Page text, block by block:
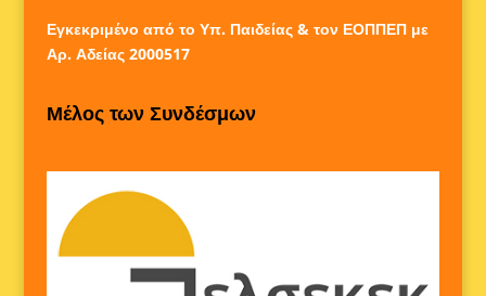
Εγκεκριμένο από το Υπ. Παιδείας & τον ΕΟΠΠΕΠ με
Αρ. Αδείας 2000517
Μέλος των Συνδέσμων